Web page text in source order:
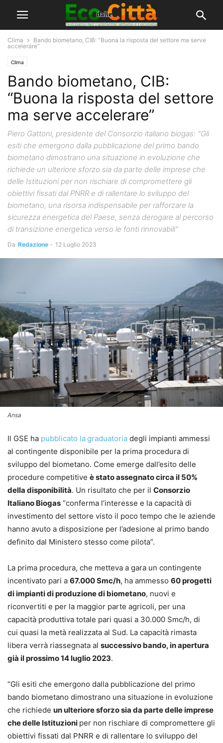
Clima
Bando biometano, CIB: “Buona la risposta del settore ma serve
accelerare”
Clima
Bando biometano, CIB:
“Buona la risposta del settore
ma serve accelerare”
Piero Gattoni, presidente del Consorzio italiano biogas: "Gli
esiti che emergono dalla pubblicazione del primo bando
biometano dimostrano una situazione in evoluzione che
richiede un ulteriore sforzo sia da parte delle imprese che
delle Istituzioni per non rischiare di compromettere gli
obiettivi fissati dal PNRR e di rallentare lo sviluppo del
biometano, una risorsa indispensabile per rafforzare la
sicurezza energetica del Paese, senza derogare al percorso
di transizione energetica verso le fonti rinnovabili"
Da Redazione - 12 Luglio 2023
Ansa
Il GSE ha pubblicato lagraduatoria degli impianti ammessi
al contingente disponibile per la prima procedura di
sviluppo del biometano. Come emerge dall’esito delle
procedure competitive è stato assegnato circa il 50%
della disponibilità. Un risultato che per il Consorzio
Italiano Biogas “conferma l’interesse e la capacità di
investimento del settore visto il poco tempo che le aziende
hanno avuto a disposizione per l’adesione al primo bando
definito dal Ministero stesso come pilota”.
La prima procedura, che metteva a gara un contingente
incentivato pari a 67.000 Smc/h, ha ammesso 60 progetti
di impianti di produzione di biometano, nuovi e
riconvertiti e per la maggior parte agricoli, per una
capacità produttiva totale pari quasi a 30.000 Smc/h, di
cui quasi la metà realizzata al Sud. La capacità rimasta
libera verrà riassegnata al successivo bando, in apertura
già il prossimo 14 luglio 2023.
“Gli esiti che emergono dalla pubblicazione del primo
bando biometano dimostrano una situazione in evoluzione
che richiede un ulteriore sforzo sia da parte delle imprese
che delle Istituzioni per non rischiare di compromettere gli
obiettivi fissati dal PNRR e di rallentare lo sviluppo del